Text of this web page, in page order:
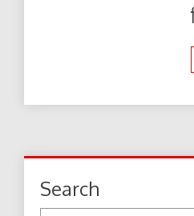
Search